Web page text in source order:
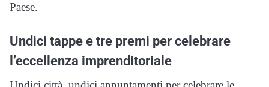
Paese.
Undici tappe e tre premi per celebrare
l’eccellenza imprenditoriale